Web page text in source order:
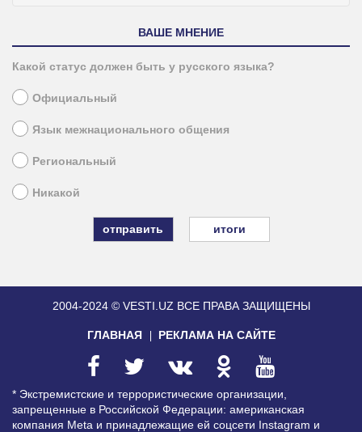
ВАШЕ МНЕНИЕ
Какой статус должен быть у русского языка?
Официальный
Язык межнационального общения
Региональный
Никакой
итоги
2004-2024 © VESTI.UZ ВСЕ ПРАВА ЗАЩИЩЕНЫ
ГЛАВНАЯ РЕКЛАМА НА САЙТЕ
* Экстремистские и террористические организации,
запрещенные в Российской Федерации: американская
компания Meta и принадлежащие ей соцсети Instagram и